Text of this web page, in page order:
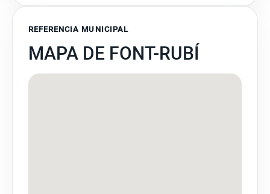
REFERENCIA MUNICIPAL
MAPA DE FONT-RUBÍ